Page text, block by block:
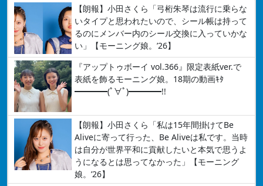
【朗報】小田さくら「弓桁朱琴は流行に乗らな
いタイプと思われたいので、シール帳は持って
るのにメンバー内のシール交換に入っていかな
い」【モーニング娘。’26】
『アップトゥボーイ vol.366』限定表紙ver.で
表紙を飾るモーニング娘。18期の動画ｷﾀ
━━━━(ﾟ∀ﾟ)━━━━!!
【朗報】小田さくら「私は15年間掛けてBe
Aliveに寄って行った、Be Aliveは私です。当時
は自分が世界平和に貢献したいと本気で思うよ
うになるとは思ってなかった」【モーニング
娘。’26】